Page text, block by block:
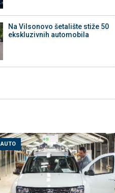
Na Vilsonovo šetalište stiže 50
ekskluzivnih automobila
AUTO